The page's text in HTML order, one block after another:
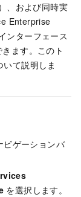
、および同時実
Enterprise
ンターフェース
ます。このト
て説明しま
ビゲーションバ
を選択します。